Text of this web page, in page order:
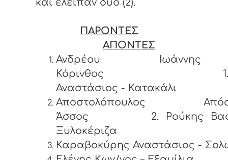
και έλειπαν δύο (2).
ΠΑΡΟΝΤΕΣ
ΑΠΟΝΤΕΣ
Ανδρέου
Κόρινθος 1.
Αναστάσιος - Κατακάλι
Αποστολόπουλος
Άσσος 2. Ρούκης
Ξυλοκέριζα
Καραβοκύρης Αναστάσιος -